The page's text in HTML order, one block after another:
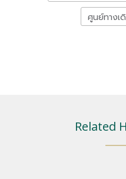
ศูนย์ทางเ
Related